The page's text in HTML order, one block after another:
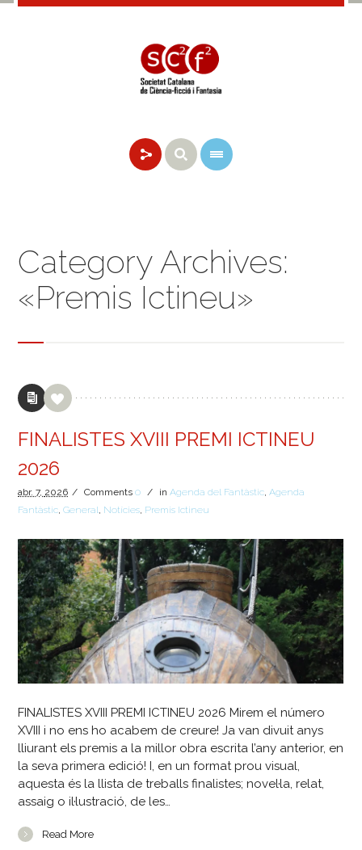
Category Archives:
«Premis Ictineu»
FINALISTES XVIII PREMI ICTINEU
2026
abr.7, 2026 / Comments0 / inAgenda del Fantàstic,Agenda
Fantàstic,General, Notícies, Premis Ictineu
FINALISTES XVIII PREMI ICTINEU 2026 Mirem el número
XVIII i no ens ho acabem de creure! Ja van divuit anys
lliurant els premis a la millor obra escrita l’any anterior, en
la seva primera edició! I, en un format prou visual,
aquesta és la llista de treballs finalistes; novel·la, relat,
assaig o il·lustració, de les…
Read More